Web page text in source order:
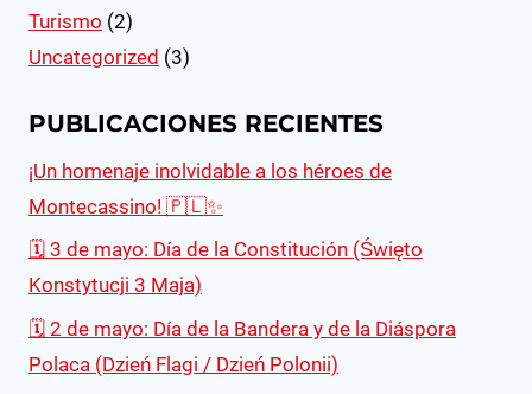
Turismo (2)
Uncategorized (3)
PUBLICACIONES RECIENTES
¡Un homenaje inolvidable a los héroes de
Montecassino! 🇵🇱✨
🗓 3 de mayo: Día de la Constitución (Święto
Konstytucji 3 Maja)
🗓 2 de mayo: Día de la Bandera y de la Diáspora
Polaca (Dzień Flagi / Dzień Polonii)